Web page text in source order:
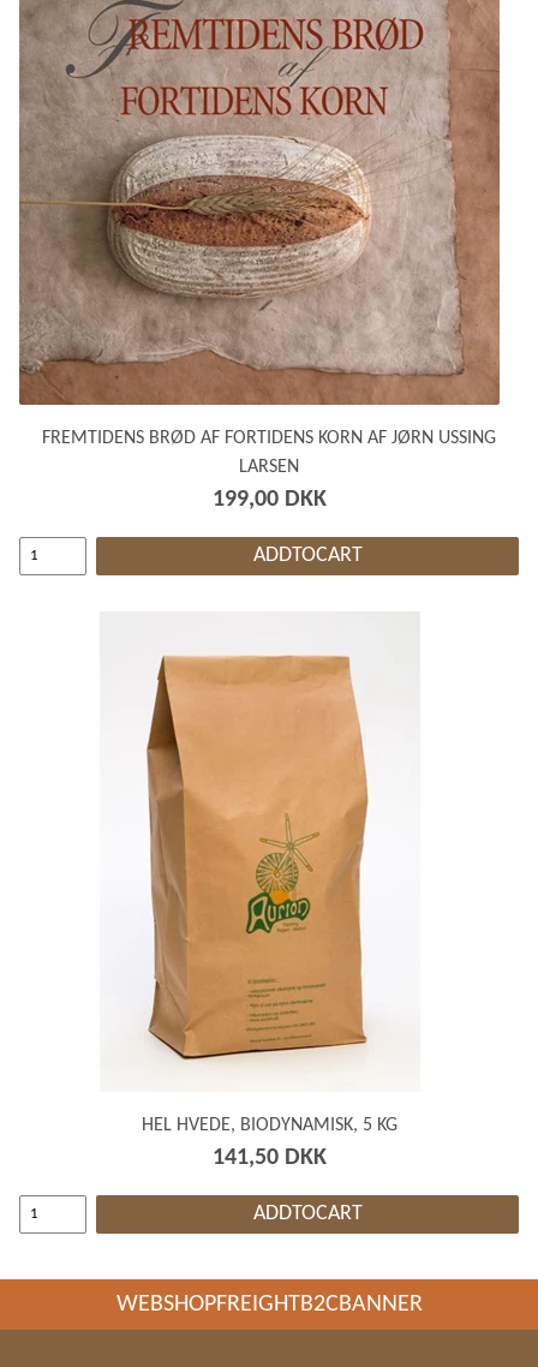
FREMTIDENS BRØD AF FORTIDENS KORN AF JØRN USSING
LARSEN
199,00 DKK
ADDTOCART
HEL HVEDE, BIODYNAMISK, 5 KG
141,50 DKK
ADDTOCART
WEBSHOPFREIGHTB2CBANNER